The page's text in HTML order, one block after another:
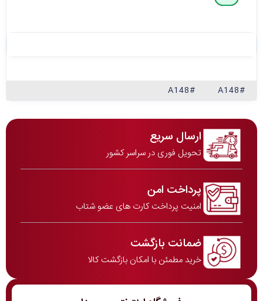
#A148
#A148
ارسال سریع
تحویل فوری در سراسر کشور
پرداخت امن
امنیت پرداخت کارت های عضو شتاب
ضمانت بازگشت
خرید مطمئن با امکان بازگشت کالا